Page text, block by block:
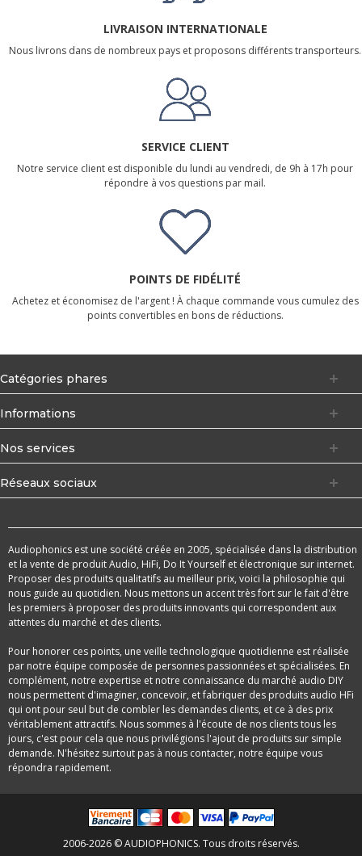
LIVRAISON INTERNATIONALE
Nous livrons dans de nombreux pays et proposons différents transporteurs.
SERVICE CLIENT
Notre service client est disponible du lundi au vendredi, de 9h à 17h pour
répondre à vos questions par mail.
POINTS DE FIDÉLITÉ
Achetez et économisez de l'argent ! À chaque commande vous cumulez des
points convertibles en bons de réductions.
Catégories phares
Informations
Nos services
Réseaux sociaux
Audiophonics est une société créée en 2005, spécialisée dans la distribution
et la vente de produit Audio, HiFi, Do It Yourself et électronique sur internet.
Proposer des produits qualitatifs au meilleur prix, voici la philosophie qui
nous guide au quotidien. Nous mettons un accent très fort sur le fait d'être
les premiers à proposer des produits innovants qui correspondent aux
attentes du marché et des clients.
Pour honorer ces points, une veille technologique quotidienne est réalisée
par notre équipe composée de personnes passionnées et spécialisées. En
complément, notre expertise et notre connaissance du marché audio DIY
nous permettent d'imaginer, concevoir, et fabriquer des produits audio HFi
qui ont pour seul but de combler les demandes clients, et ce à des prix
véritablement attractifs. Nous sommes à l'écoute de nos clients tous les
jours, c'est pour cela que nous privilégions l'ajout de produits sur simple
demande. N'hésitez surtout pas à nous contacter, notre équipe vous
répondra rapidement.
2006-2026 © AUDIOPHONICS. Tous droits réservés.